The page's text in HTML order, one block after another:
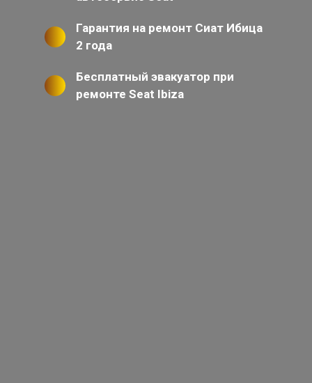
Гарантия на ремонт Сиат Ибица
2 года
Бесплатный эвакуатор при
ремонте Seat Ibiza